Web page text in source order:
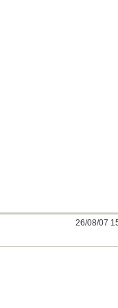
26/08/07